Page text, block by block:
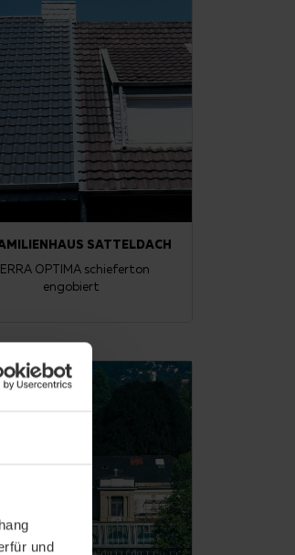
und
SATTELDACH
OPTIMA schieferton
engobiert